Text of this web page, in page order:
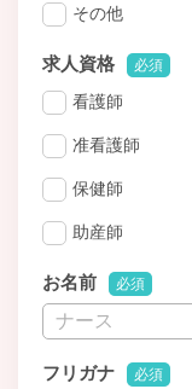
その他
求人資格 必須
看護師
准看護師
保健師
助産師
お名前 必須
フリガナ 必須